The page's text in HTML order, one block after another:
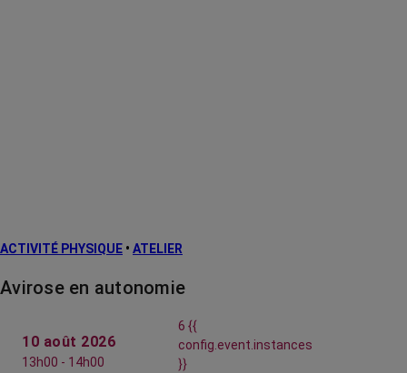
ACTIVITÉ PHYSIQUE • ATELIER
Avirose en autonomie
10 août 2026
13h00 - 14h00
6 {{
config.event.instances
}}